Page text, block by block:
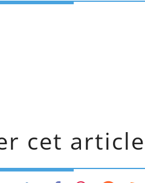
cet article